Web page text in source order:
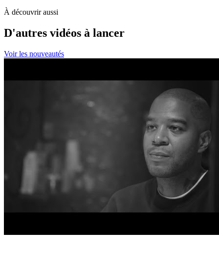
À découvrir aussi
D'autres vidéos à lancer
Voir les nouveautés